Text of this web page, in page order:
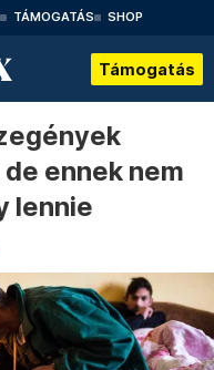
TÁMOGATÁS SHOP
Támogatás
ennek nem
lennie